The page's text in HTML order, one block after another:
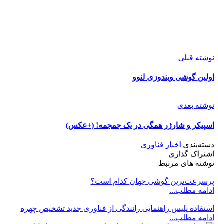
نوشته قبلی
اولین گوشی ویندوزی لنوو
نوشته بعدی
اسپیکر و شارژر همگی در یک جمجمه! (+عکس)
دسته‌بندی اخبار فناوری
اشتراک گذاری
نوشته های مرتبط
پرسرعت‌ترین گوشی جهان کدام است؟
ادامه مطلب...
استفاده پلیس راهنمایی رانندگی از فناوری جدید تشخیص چهره
ادامه مطلب...